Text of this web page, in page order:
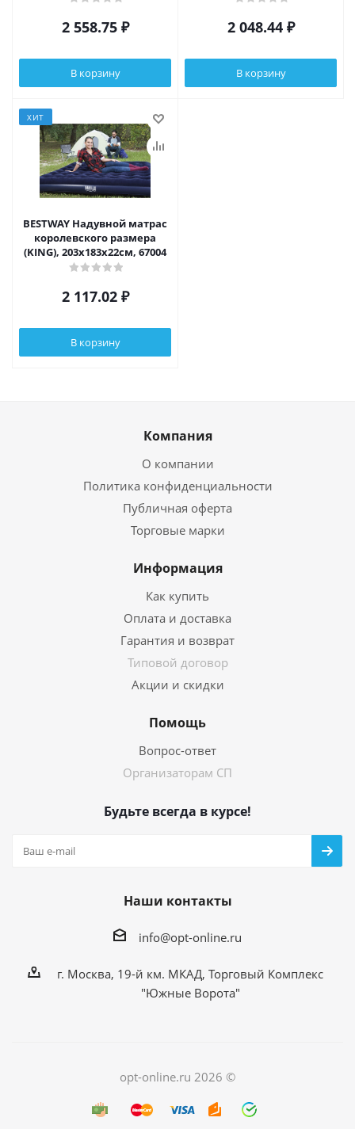
2 558.75₽
В корзину
67225
2 048.44₽
В корзину
ХИТ
BESTWAY Надувной матрас
королевского размера
(KING), 203x183x22см, 67004
2 117.02₽
В корзину
Компания
О компании
Политика конфиденциальности
Публичная оферта
Торговые марки
Информация
Как купить
Оплата и доставка
Гарантия и возврат
Типовой договор
Акции и скидки
Помощь
Вопрос-ответ
Организаторам СП
Будьте всегда в курсе!
Наши контакты
info@opt-online.ru
г. Москва, 19-й км. МКАД, Торговый Комплекс
"Южные Ворота"
opt-online.ru 2026 ©